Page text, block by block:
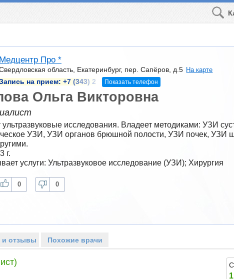
Медцентр Про *
область, Екатеринбург, пер. Сапёров, д.5 На карте
на прием: +7 (343) 2 Показать телефон
Ольга Викторовна
исследования. Владеет методиками: УЗИ
УЗИ, УЗИ органов брюшной полости, УЗИ почек, УЗИ
г.
услуги: Ультразвуковое исследование (УЗИ); Хирургия
0 0
и отзывы Похожие врачи